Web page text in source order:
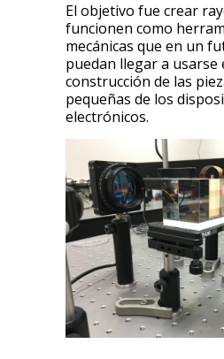
El objetivo fue crear
funcionen como
mecánicas que en un
puedan llegar a usarse
construcción de las
pequeñas de los
electrónicos.